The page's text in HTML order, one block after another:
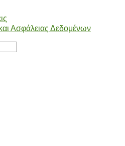
Ασφάλειας Δεδομένων